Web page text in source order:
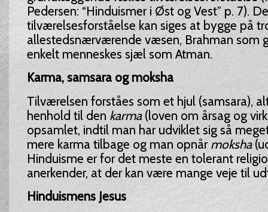
Pedersen: “Hinduismer i Øst og Vest” p. 7).
tilværelsesforståelse kan siges at bygge på
allestedsnærværende væsen, Brahman som
enkelt menneskes sjæl som Atman.
Karma, samsara og moksha
Tilværelsen forståes som et hjul (samsara),
henhold til den karma(loven om årsag og
opsamlet, indtil man har udviklet sig så
mere karma tilbage og man opnår moksha
Hinduisme er for det meste en tolerant
anerkender, at der kan være mange veje til
Hinduismens Jesus